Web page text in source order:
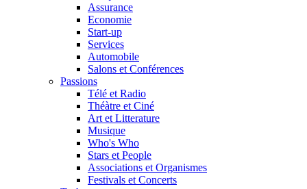
Assurance
Economie
Start-up
Services
Automobile
Salons et Conférences
Passions
Télé et Radio
Théàtre et Ciné
Art et Litterature
Musique
Who's Who
Stars et People
Associations et Organismes
Festivals et Concerts